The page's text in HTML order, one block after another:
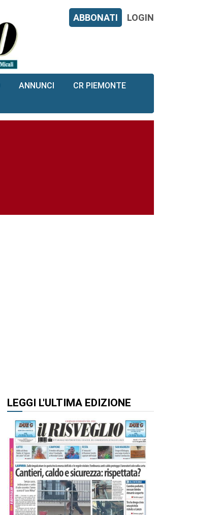
ABBONATI LOGIN
ANNUNCI CR PIEMONTE
LEGGI L'ULTIMA EDIZIONE